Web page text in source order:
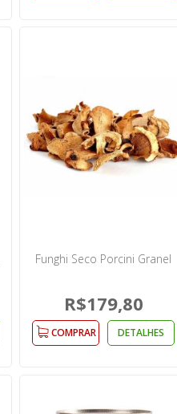
Funghi Seco Porcini Granel
R$179,80
COMPRAR DETALHES